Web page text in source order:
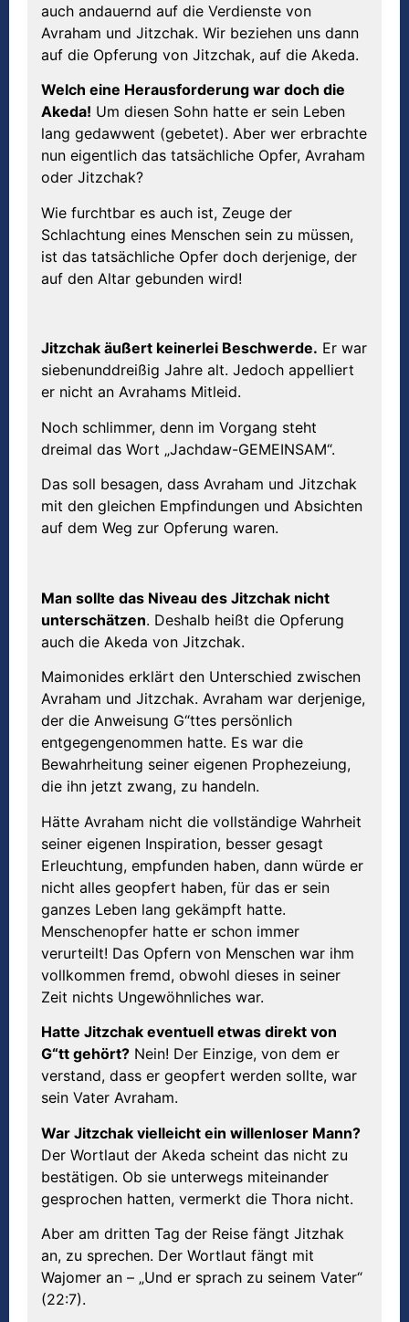
auch andauernd auf die Verdienste von
Avraham und Jitzchak. Wir beziehen uns dann
auf die Opferung von Jitzchak, auf die Akeda.
Welch eine Herausforderung war doch die
Akeda! Um diesen Sohn hatte er sein Leben
lang gedawwent (gebetet). Aber wer erbrachte
nun eigentlich das tatsächliche Opfer, Avraham
oder Jitzchak?
Wie furchtbar es auch ist, Zeuge der
Schlachtung eines Menschen sein zu müssen,
ist das tatsächliche Opfer doch derjenige, der
auf den Altar gebunden wird!
Jitzchak äußert keinerlei Beschwerde. Er war
siebenunddreißig Jahre alt. Jedoch appelliert
er nicht an Avrahams Mitleid.
Noch schlimmer, denn im Vorgang steht
dreimal das Wort „Jachdaw-GEMEINSAM“.
Das soll besagen, dass Avraham und Jitzchak
mit den gleichen Empfindungen und Absichten
auf dem Weg zur Opferung waren.
Man sollte das Niveau des Jitzchak nicht
unterschätzen. Deshalb heißt die Opferung
auch die Akeda von Jitzchak.
Maimonides erklärt den Unterschied zwischen
Avraham und Jitzchak. Avraham war derjenige,
der die Anweisung G“ttes persönlich
entgegengenommen hatte. Es war die
Bewahrheitung seiner eigenen Prophezeiung,
die ihn jetzt zwang, zu handeln.
Hätte Avraham nicht die vollständige Wahrheit
seiner eigenen Inspiration, besser gesagt
Erleuchtung, empfunden haben, dann würde er
nicht alles geopfert haben, für das er sein
ganzes Leben lang gekämpft hatte.
Menschenopfer hatte er schon immer
verurteilt! Das Opfern von Menschen war ihm
vollkommen fremd, obwohl dieses in seiner
Zeit nichts Ungewöhnliches war.
Hatte Jitzchak eventuell etwas direkt von
G“tt gehört? Nein! Der Einzige, von dem er
verstand, dass er geopfert werden sollte, war
sein Vater Avraham.
War Jitzchak vielleicht ein willenloser Mann?
Der Wortlaut der Akeda scheint das nicht zu
bestätigen. Ob sie unterwegs miteinander
gesprochen hatten, vermerkt die Thora nicht.
Aber am dritten Tag der Reise fängt Jitzhak
an, zu sprechen. Der Wortlaut fängt mit
Wajomer an – „Und er sprach zu seinem Vater“
(22:7).